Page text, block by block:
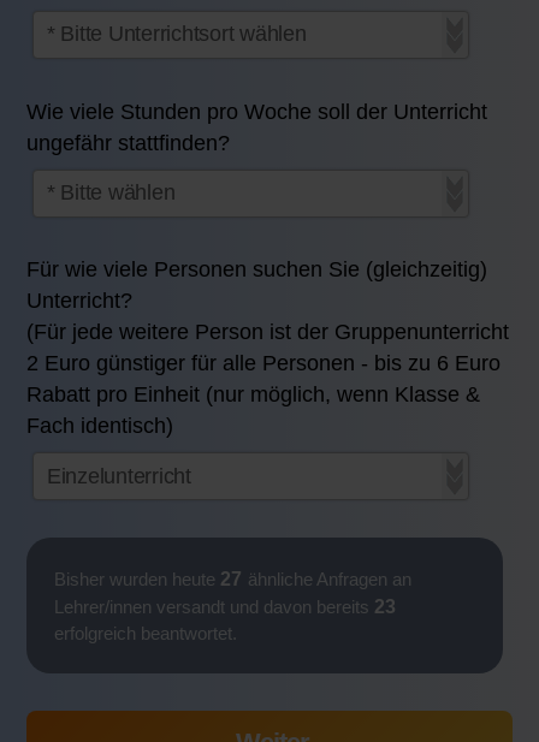
Wie viele Stunden pro Woche soll der Unterricht
ungefähr stattfinden?
Für wie viele Personen suchen Sie (gleichzeitig)
Unterricht?
(Für jede weitere Person ist der Gruppenunterricht
2 Euro günstiger für alle Personen - bis zu 6 Euro
Rabatt pro Einheit (nur möglich, wenn Klasse &
Fach identisch)
Bisher wurden heute 27 ähnliche Anfragen an
Lehrer/innen versandt und davon bereits 23
erfolgreich beantwortet.